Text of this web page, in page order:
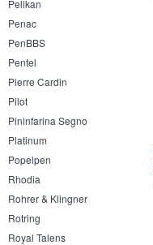
Pelikan
Penac
PenBBS
Pentel
Pierre Cardin
Pilot
Pininfarina Segno
Platinum
Popelpen
Rhodia
Rohrer & Klingner
Rotring
Royal Talens